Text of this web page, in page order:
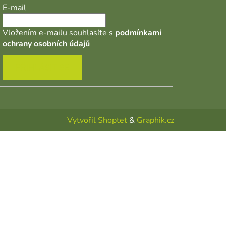
E-mail
Vložením e-mailu souhlasíte s podmínkami
ochrany osobních údajů
Vytvořil Shoptet & Graphik.cz